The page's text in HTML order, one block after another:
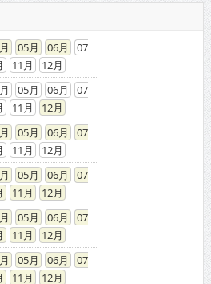
05 06
07
11
12
05 06
07
11
12
05 06
07
11
12
05 06
07
11
12
05 06
07
11
12
05 06
07